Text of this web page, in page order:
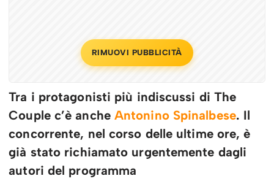
RIMUOVI PUBBLICITÀ
Tra i protagonisti più indiscussi di The
Couple c’è anche Antonino Spinalbese. Il
concorrente, nel corso delle ultime ore, è
già stato richiamato urgentemente dagli
autori del programma